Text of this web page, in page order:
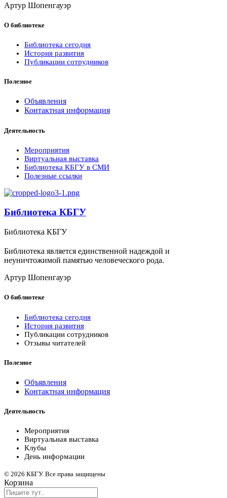
Артур Шопенгауэр
О библиотеке
Библиотека сегодня
История развития
Публикации сотрудников
Полезное
Объявления
Контактная информация
Деятельность
Мероприятия
Виртуальная выставка
Библиотека КБГУ в СМИ
Полезные ссылки
Библиотека КБГУ
Библиотека КБГУ
Библиотека является единственной надеждой и
неуничтожимой памятью человеческого рода.
Артур Шопенгауэр
О библиотеке
Библиотека сегодня
История развития
Публикации сотрудников
Отзывы читателей
Полезное
Объявления
Контактная информация
Деятельность
Мероприятия
Виртуальная выставка
Клубы
День информации
© 2026 КБГУ. Все права защищены
Корзина